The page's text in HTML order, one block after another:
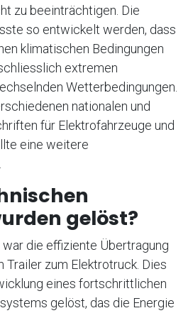
zu beeinträchtigen. Die
so entwickelt werden, dass
klimatischen Bedingungen
extremen
Wetterbedingungen.
nationalen und
für Elektrofahrzeuge und
eine weitere
gelöst?
die effiziente Übertragung
Trailer zum Elektrotruck. Dies
eines fortschrittlichen
gelöst, das die Energie